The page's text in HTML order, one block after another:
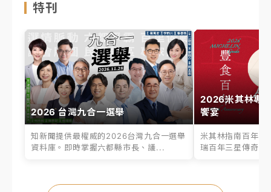
特刊
2026 台灣九合一選舉
知新聞提供最權威的2026台灣九合一選舉
資料庫。即時掌握六都縣市長、議...
2026米其林專
饗宴
米其林指南百年之
瑞百年三星傳奇、